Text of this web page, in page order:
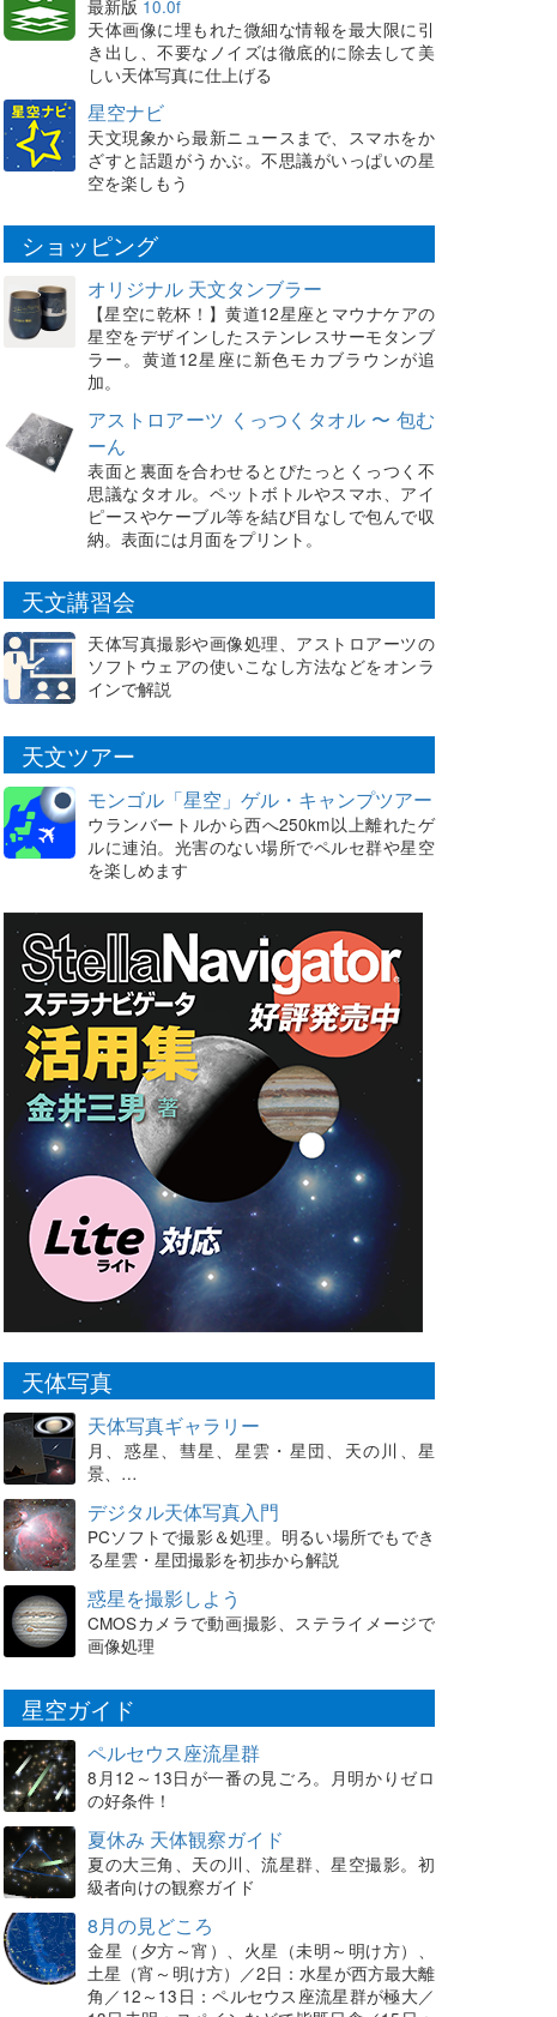
最新版 10.0f
天体画像に埋もれた微細な情報を最大限に引
き出し、不要なノイズは徹底的に除去して美
しい天体写真に仕上げる
星空ナビ
天文現象から最新ニュースまで、スマホをか
ざすと話題がうかぶ。不思議がいっぱいの星
空を楽しもう
ショッピング
オリジナル 天文タンブラー
【星空に乾杯！】黄道12星座とマウナケアの
星空をデザインしたステンレスサーモタンブ
ラー。黄道12星座に新色モカブラウンが追
加。
アストロアーツ くっつくタオル 〜 包む
ーん
表面と裏面を合わせるとぴたっとくっつく不
思議なタオル。ペットボトルやスマホ、アイ
ピースやケーブル等を結び目なしで包んで収
納。表面には月面をプリント。
天文講習会
天体写真撮影や画像処理、アストロアーツの
ソフトウェアの使いこなし方法などをオンラ
インで解説
天文ツアー
モンゴル「星空」ゲル・キャンプツアー
ウランバートルから西へ250km以上離れたゲ
ルに連泊。光害のない場所でペルセ群や星空
を楽しめます
天体写真
天体写真ギャラリー
月、惑星、彗星、星雲・星団、天の川、星
景、…
デジタル天体写真入門
PCソフトで撮影＆処理。明るい場所でもでき
る星雲・星団撮影を初歩から解説
惑星を撮影しよう
CMOSカメラで動画撮影、ステライメージで
画像処理
星空ガイド
ペルセウス座流星群
8月12～13日が一番の見ごろ。月明かりゼロ
の好条件！
夏休み 天体観察ガイド
夏の大三角、天の川、流星群、星空撮影。初
級者向けの観察ガイド
8月の見どころ
金星（夕方～宵）、火星（未明～明け方）、
土星（宵～明け方）／2日：水星が西方最大離
角／12～13日：ペルセウス座流星群が極大／